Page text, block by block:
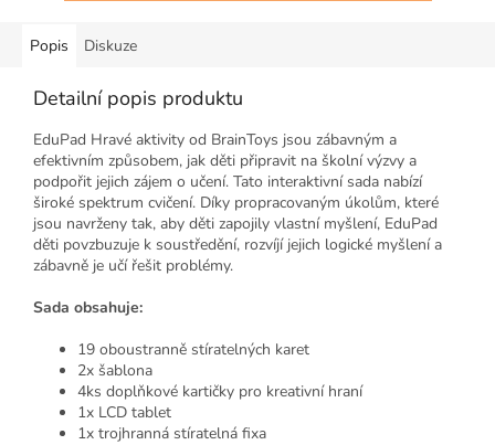
Popis Diskuze
Detailní popis produktu
EduPad Hravé aktivity od BrainToys jsou zábavným a
efektivním způsobem, jak děti připravit na školní výzvy a
podpořit jejich zájem o učení. Tato interaktivní sada nabízí
široké spektrum cvičení. Díky propracovaným úkolům, které
jsou navrženy tak, aby děti zapojily vlastní myšlení, EduPad
děti povzbuzuje k soustředění, rozvíjí jejich logické myšlení a
zábavně je učí řešit problémy.
Sada obsahuje:
19 oboustranně stíratelných karet
2x šablona
4ks doplňkové kartičky pro kreativní hraní
1x LCD tablet
1x trojhranná stíratelná fixa